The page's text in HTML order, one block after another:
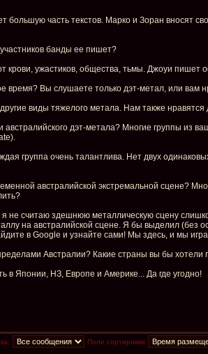
часть текстов. Марко и Зоран вносят
банды ее пишет?
крови, ужастиков, общества, тьмы. Джоуи пишет
время? Вы слушаете только дэт-метал, или вам
виды тяжелого метала. Нам также нравятся
дэт-метала? Многие группы из
группа очень талантлива. Нет двух
австралийской экстремальной сцене?
не считаю здешнюю металлическую сцену
на австралийской сцене. Я бы выделил (без
в Google и узнайте сами! Мы здесь, и мы
Австралии? Какие страны вы бы хотели
в Японии, НЗ, Европе и Америке... Да где угодно!
Поле сортировки